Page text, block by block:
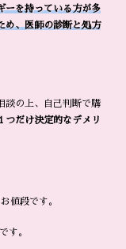
ーを持っている方が多
め、医師の診断と処方
談の上、自己判断で購
１つだけ決定的なデメリ
値段です。
す。